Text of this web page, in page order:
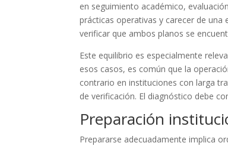
en seguimiento académico,
prácticas operativas y carecer de
verificar que ambos planos se
Este equilibrio es especialmente
esos casos, es común que la
contrario en instituciones con larga
de verificación. El diagnóstico debe
Preparación
Prepararse adecuadamente implica